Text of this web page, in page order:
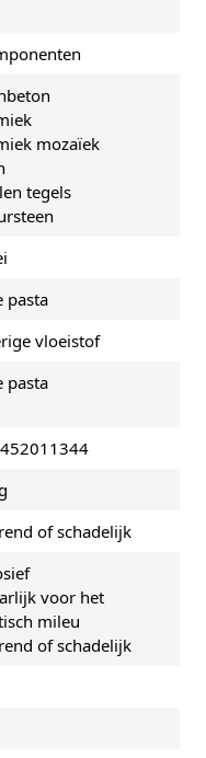
mozaïek
tegels
pasta
vloeistof
pasta
of schadelijk
voor het
mileu
of schadelijk